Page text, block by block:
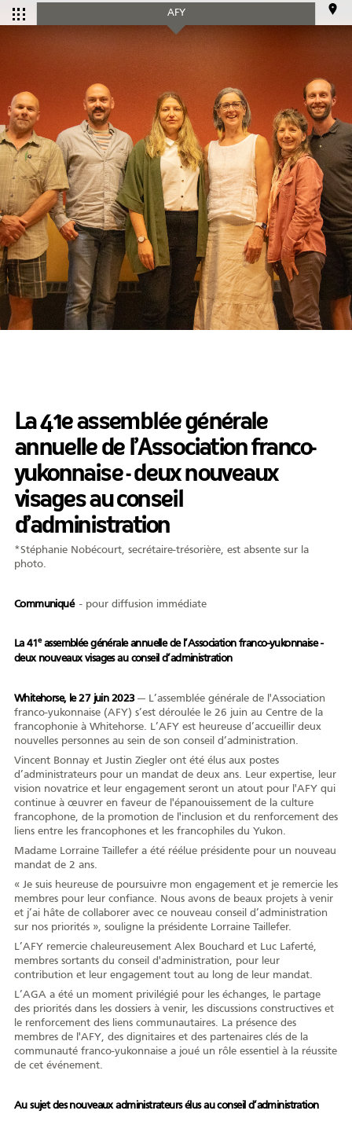
AFY
Tous les
événements
Ce mois-ci
SERVICES
Accueil et aide à l'établissement
Aide à l’emploi
Justice
Arts et culture
Jeunesse
50 ans +
Tourisme
AFY
Devenir membre
Équipe CA À propos Carrière
Nouvelles Communiqués Publications
Projets
spéciaux
Partenaires
financiers
COMMUNAUTÉ
La 41e assemblée générale
annuelle de l’Association franco-
yukonnaise - deux nouveaux
visages au conseil
d’administration
*Stéphanie Nobécourt, secrétaire-trésorière, est absente sur la
photo.
Communiqué - pour diffusion immédiate
La 41eassemblée générale annuelle de l’Association franco-yukonnaise -
deux nouveaux visages au conseil d’administration
Whitehorse, le 27 juin 2023— L’assemblée générale de l'Association
franco-yukonnaise (AFY) s’est déroulée le 26 juin au Centre de la
francophonie à Whitehorse. L’AFY est heureuse d’accueillir deux
nouvelles personnes au sein de son conseil d’administration.
Vincent Bonnay et Justin Ziegler ont été élus aux postes
d’administrateurs pour un mandat de deux ans. Leur expertise, leur
vision novatrice et leur engagement seront un atout pour l'AFY qui
continue à œuvrer en faveur de l'épanouissement de la culture
francophone, de la promotion de l'inclusion et du renforcement des
liens entre les francophones et les francophiles du Yukon.
Madame Lorraine Taillefer a été réélue présidente pour un nouveau
mandat de 2 ans.
« Je suis heureuse de poursuivre mon engagement et je remercie les
membres pour leur confiance. Nous avons de beaux projets à venir
et j’ai hâte de collaborer avec ce nouveau conseil d’administration
sur nos priorités », souligne la présidente Lorraine Taillefer.
L’AFY remercie chaleureusement Alex Bouchard et Luc Laferté,
membres sortants du conseil d'administration, pour leur
contribution et leur engagement tout au long de leur mandat.
L’AGA a été un moment privilégié pour les échanges, le partage
des priorités dans les dossiers à venir, les discussions constructives et
le renforcement des liens communautaires. La présence des
membres de l'AFY, des dignitaires et des partenaires clés de la
communauté franco-yukonnaise a joué un rôle essentiel à la réussite
de cet événement.
Au sujet des nouveaux administrateurs élus au conseil d’administration